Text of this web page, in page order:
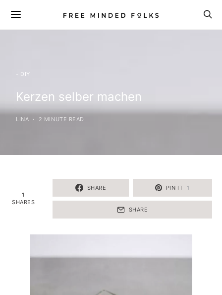
- DIY
Kerzen selber machen
LINA 2 MINUTE READ
1
SHARES
SHARE PIN IT 1
SHARE